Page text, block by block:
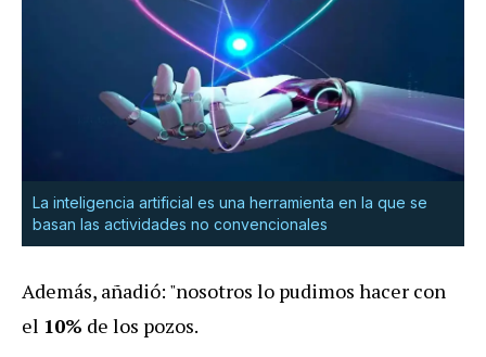
La inteligencia artificial es una herramienta en la que se
basan las actividades no convencionales
Además, añadió: "nosotros lo pudimos hacer con
el 10% de los pozos.